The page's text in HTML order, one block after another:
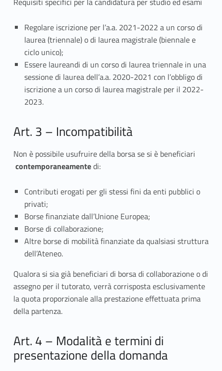
Regolare iscrizione per l’a.a. 2021-2022 a un corso di
laurea (triennale) o di laurea magistrale (biennale e
ciclo unico);
Essere laureandi di un corso di laurea triennale in una
sessione di laurea dell’a.a. 2020-2021 con l’obbligo di
iscrizione a un corso di laurea magistrale per il 2022-
2023.
Art. 3 – Incompatibilità
Non è possibile usufruire della borsa se si è beneficiari
contemporaneamentedi:
Contributi erogati per gli stessi fini da enti pubblici o
privati;
Borse finanziate dall’Unione Europea;
Borse di collaborazione;
Altre borse di mobilità finanziate da qualsiasi struttura
dell’Ateneo.
Qualora si sia già beneficiari di borsa di collaborazione o di
assegno per il tutorato, verrà corrisposta esclusivamente
la quota proporzionale alla prestazione effettuata prima
della partenza.
Art. 4 – Modalità e termini di
presentazione della domanda